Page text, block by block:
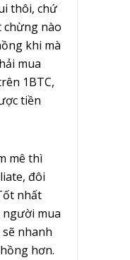
thôi, chứ
chừng nào
khi mà
mua
1BTC,
tiền
mê thì
đôi
nhất
mua
nhanh
hơn.